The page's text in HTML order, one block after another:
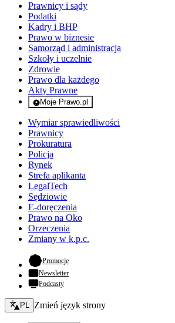
Prawnicy i sądy
Podatki
Kadry i BHP
Prawo w biznesie
Samorząd i administracja
Szkoły i uczelnie
Zdrowie
Prawo dla każdego
Akty Prawne
Moje Prawo.pl
- rejestracja i logowanie do serwisu
Wymiar sprawiedliwości
Prawnicy
Prokuratura
Policja
Rynek
Strefa aplikanta
LegalTech
Sędziowie
E-doręczenia
Prawo na Oko
Orzeczenia
Zmiany w k.p.c.
Promocje- otwiera się w nowej karcie
Newsletter
Podcasty
Zmień język - bieżący:
PL Zmień język strony